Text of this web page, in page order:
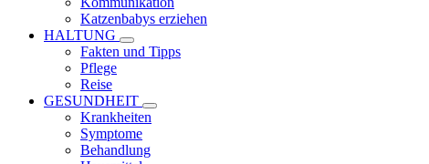
Katzenbabys erziehen
HALTUNG
Fakten und Tipps
Pflege
Reise
GESUNDHEIT
Krankheiten
Symptome
Behandlung